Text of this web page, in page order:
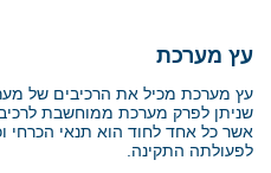
עץ מערכת
עץ מערכת מכיל את הרכיבים של
שניתן לפרק מערכת ממוחשבת
אשר כל אחד לחוד הוא תנאי הכרחי
לפעולתה התקינה.